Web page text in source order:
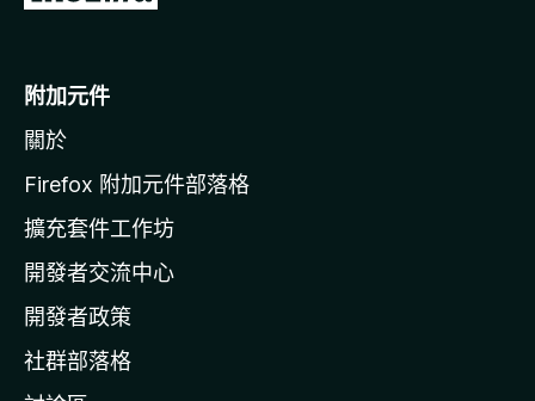
o
i
l
a
官
網
附加元件
關於
Firefox 附加元件部落格
擴充套件工作坊
開發者交流中心
開發者政策
社群部落格